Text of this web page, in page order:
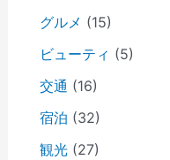
グルメ (15)
ビューティ (5)
交通 (16)
宿泊 (32)
観光(27)